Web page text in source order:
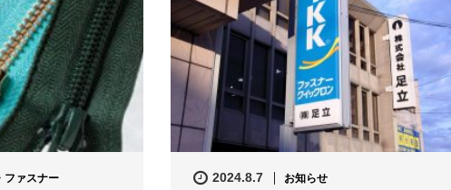
ファスナー 2024.8.7 お知らせ